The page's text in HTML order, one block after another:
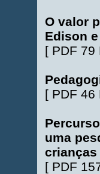
O valor
Edison
[ PDF 79
[ PDF 46
uma
crianças
[ PDF